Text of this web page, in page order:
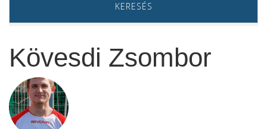
KERESÉS
Kövesdi Zsombor